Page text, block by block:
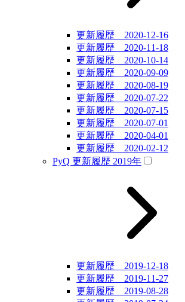
更新履歴 2020-12-16
更新履歴 2020-11-18
更新履歴 2020-10-14
更新履歴 2020-09-09
更新履歴 2020-08-19
更新履歴 2020-07-22
更新履歴 2020-07-15
更新履歴 2020-07-01
更新履歴 2020-04-01
更新履歴 2020-02-12
PyQ 更新履歴 2019年
更新履歴 2019-12-18
更新履歴 2019-11-27
更新履歴 2019-08-28